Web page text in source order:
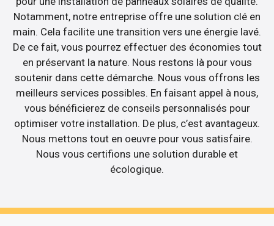
Notamment, notre entreprise offre une solution clé en
main. Cela facilite une transition vers une énergie lavé.
De ce fait, vous pourrez effectuer des économies tout
en préservant la nature. Nous restons là pour vous
soutenir dans cette démarche. Nous vous offrons les
meilleurs services possibles. En faisant appel à nous,
vous bénéficierez de conseils personnalisés pour
optimiser votre installation. De plus, c’est avantageux.
Nous mettons tout en oeuvre pour vous satisfaire.
Nous vous certifions une solution durable et
écologique.